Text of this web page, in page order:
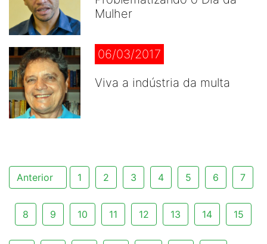
Mulher
06/03/2017
Viva a indústria da multa
Anterior 1 2 3 4 5 6 7
8 9 10 11 12 13 14 15